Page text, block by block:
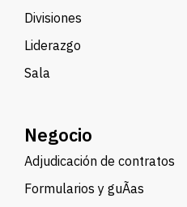
Divisiones
Liderazgo
Sala
Negocio
Adjudicación de contratos
Formularios y guÃ­as